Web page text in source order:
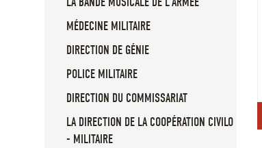
MÉDECINE MILITAIRE
DIRECTION DE GÉNIE
POLICE MILITAIRE
DIRECTION DU COMMISSARIAT
LA DIRECTION DE LA COOPÉRATION CIVILO
- MILITAIRE